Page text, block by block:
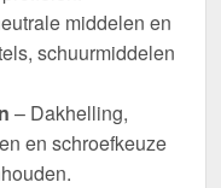
middelen en
schuurmiddelen
– Dakhelling,
en schroefkeuze